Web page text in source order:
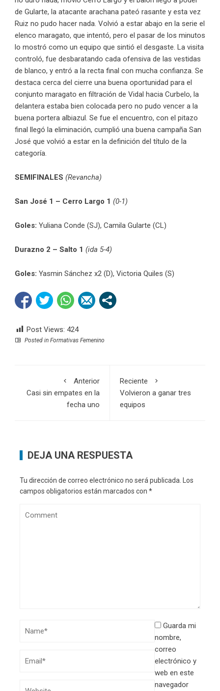
de Gularte, la atacante arachana pateó rasante y esta vez
Ruiz no pudo hacer nada. Volvió a estar abajo en la serie el
elenco maragato, que intentó, pero el pasar de los minutos
lo mostró como un equipo que sintió el desgaste. La visita
controló, fue desbaratando cada ofensiva de las vestidas
de blanco, y entró a la recta final con mucha confianza. Se
destaca cerca del cierre una buena oportunidad para el
conjunto maragato en filtración de Vidal hacia Curbelo, la
delantera estaba bien colocada pero no pudo vencer a la
buena portera albiazul. Se fue el encuentro, con el pitazo
final llegó la eliminación, cumplió una buena campaña San
José que volvió a estar en la definición del título de la
categoría.
SEMIFINALES (Revancha)
San José 1 – Cerro Largo 1 (0-1)
Goles: Yuliana Conde (SJ), Camila Gularte (CL)
Durazno 2 – Salto 1 (ida 5-4)
Goles: Yasmin Sánchez x2 (D), Victoria Quiles (S)
Post Views: 424
Posted in Formativas Femenino
Anterior
Casi sin empates en la
fecha uno
Reciente
Volvieron a ganar tres
equipos
DEJA UNA RESPUESTA
Tu dirección de correo electrónico no será publicada.
Los
campos obligatorios están marcados con *
Guarda mi
nombre,
correo
electrónico y
web en este
navegador